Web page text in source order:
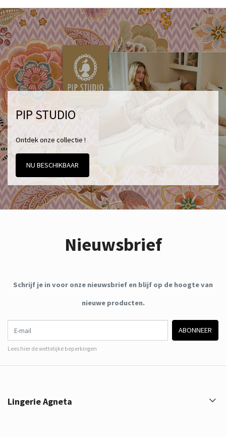
PIP STUDIO
Ontdek onze collectie !
NU BESCHIKBAAR
Nieuwsbrief
Schrijf je in voor onze nieuwsbrief en blijf op de hoogte van
nieuwe producten.
ABONNEER
Lees hier de wettelijke beperkingen
Lingerie Agneta